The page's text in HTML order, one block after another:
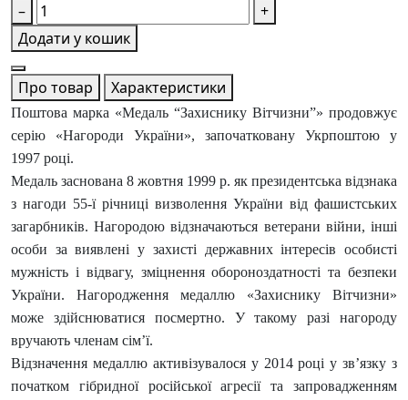
–
+
Додати у кошик
Про товар Характеристики
Поштова марка «Медаль “Захиснику Вітчизни”» продовжує
серію «Нагороди України», започатковану Укрпоштою у
1997 році.
Медаль заснована 8 жовтня 1999 р. як президентська відзнака
з нагоди 55-ї річниці визволення України від фашистських
загарбників. Нагородою відзначаються ветерани війни, інші
особи за виявлені у захисті державних інтересів особисті
мужність і відвагу, зміцнення обороноздатності та безпеки
України. Нагородження медаллю «Захиснику Вітчизни»
може здійснюватися посмертно. У такому разі нагороду
вручають членам сім’ї.
Відзначення медаллю активізувалося у 2014 році у зв’язку з
початком гібридної російської агресії та запровадженням